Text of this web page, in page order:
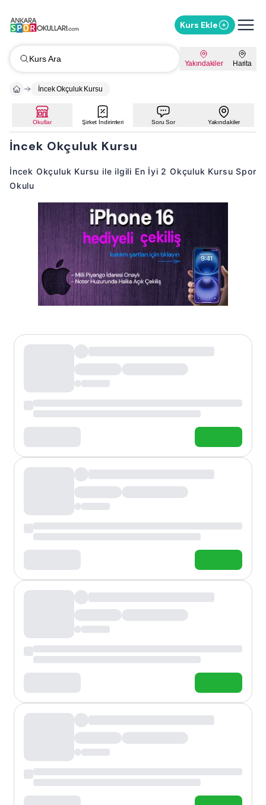
Kurs Ekle
Kurs Ara Yakındakiler Harita
İncek Okçuluk Kursu
Okullar Şirket İndirimleri Soru Sor Yakındakiler
İncek Okçuluk Kursu
İncek Okçuluk Kursu ile ilgili En İyi 2 Okçuluk Kursu Spor
Okulu